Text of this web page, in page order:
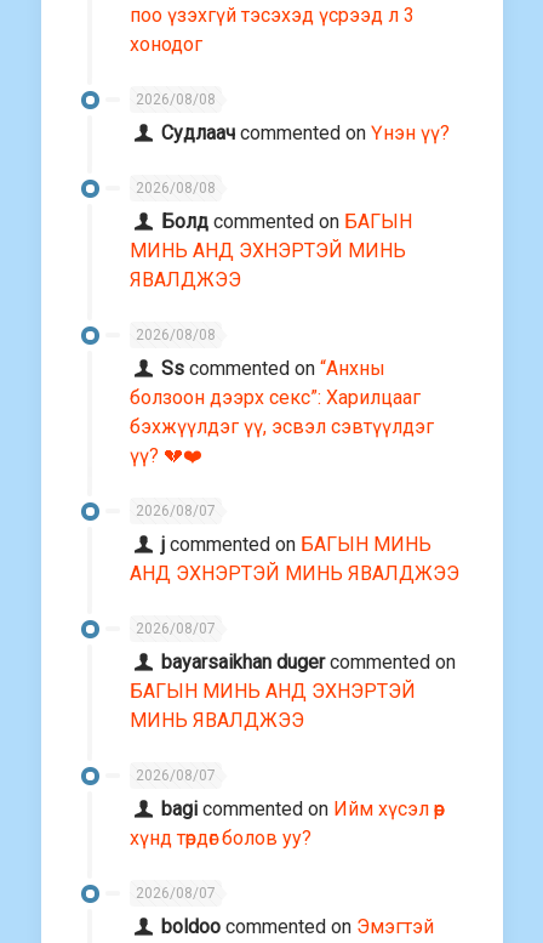
поо үзэхгүй тэсэхэд үсрээд л 3
хонодог
2026/08/08
Судлаач commented onҮнэн үү?
2026/08/08
Болд commented on БАГЫН
МИНЬ АНД ЭХНЭРТЭЙ МИНЬ
ЯВАЛДЖЭЭ
2026/08/08
Ss commented on“Анхны
болзоон дээрх секс”: Харилцааг
бэхжүүлдэг үү, эсвэл сэвтүүлдэг
үү? 💔❤️
2026/08/07
j commented on БАГЫН МИНЬ
АНД ЭХНЭРТЭЙ МИНЬ ЯВАЛДЖЭЭ
2026/08/07
bayarsaikhan dugercommented on
БАГЫН МИНЬ АНД ЭХНЭРТЭЙ
МИНЬ ЯВАЛДЖЭЭ
2026/08/07
bagi commented on Ийм хүсэл өөр
хүнд төрдөг болов уу?
2026/08/07
boldoo commented on Эмэгтэй